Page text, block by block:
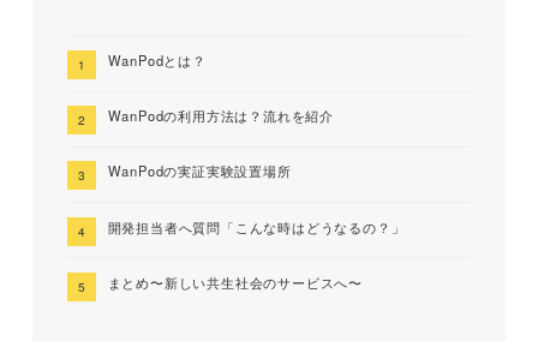
WanPodとは？
WanPodの利用方法は？流れを紹介
WanPodの実証実験設置場所
開発担当者へ質問「こんな時はどうなるの？」
まとめ〜新しい共生社会のサービスへ〜